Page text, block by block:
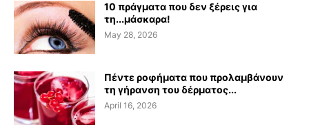
10 πράγματα που δεν ξέρεις για
τη...μάσκαρα!
May 28, 2026
Πέντε ροφήματα που προλαμβάνουν
τη γήρανση του δέρματος...
April 16, 2026